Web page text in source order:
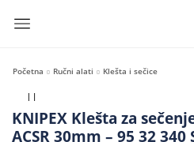
Početna Ručni alati Klešta i sečice
KNIPEX Klešta za
ACSR 30mm – 95 32 340